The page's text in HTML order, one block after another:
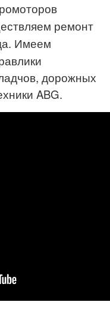
ремонт
Имеем
дорожных
ABG.